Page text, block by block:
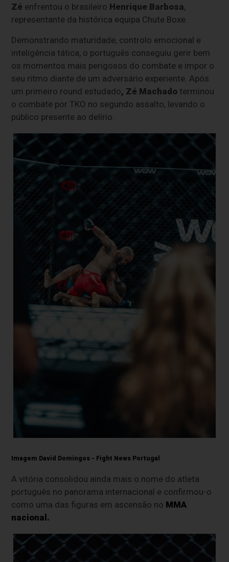
Zé enfrentou o brasileiro Henrique Barbosa,
representante da histórica equipa Chute Boxe.
Demonstrando maturidade, controlo emocional e
inteligência tática, o português conseguiu gerir bem
os momentos mais perigosos do combate e impor o
seu ritmo diante de um adversário experiente. Após
um primeiro round estudado, Zé Machadoterminou
o combate por TKO no segundo assalto, levando o
público presente ao delírio.
Imagem David Domingos - Fight News Portugal
A vitória consolidou ainda mais o nome do atleta
português no panorama internacional e confirmou-o
como uma das figuras em ascensão no MMA
nacional.